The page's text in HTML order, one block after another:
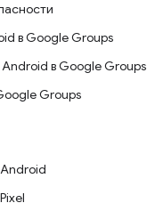
в Google Groups
в Google Groups
Groups